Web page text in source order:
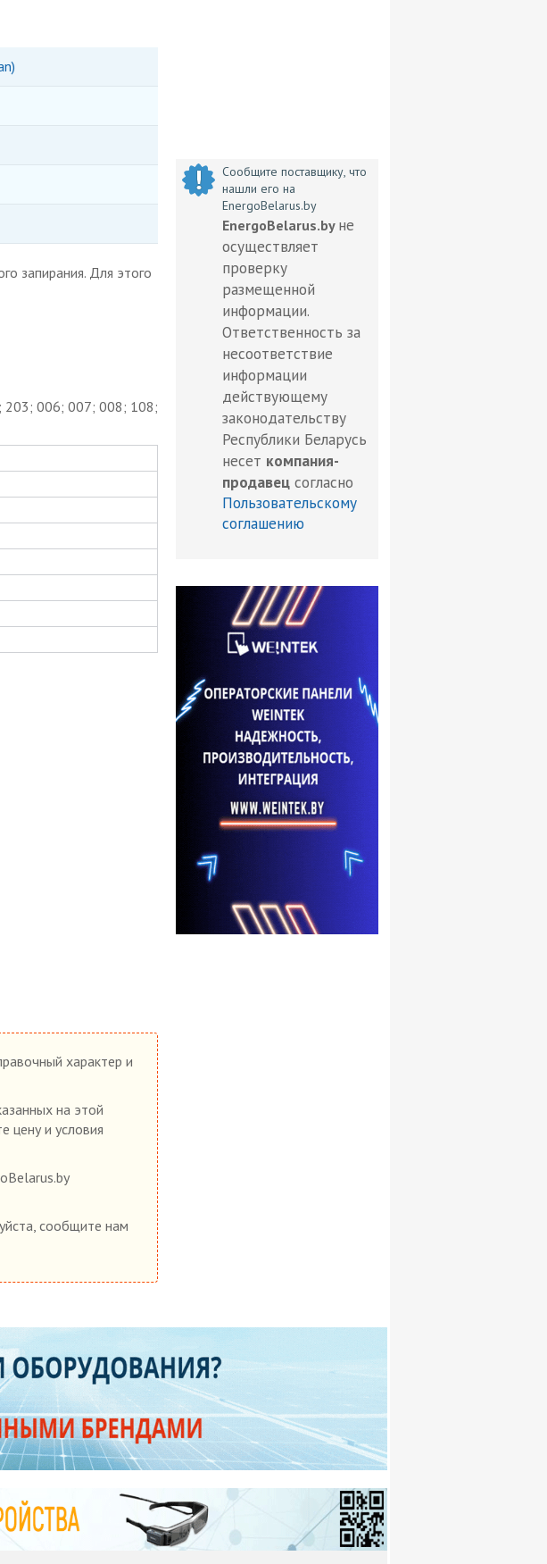
запирания. Для этого
006; 007; 008; 108;
Сообщите поставщику, что
нашли его на
EnergoBelarus.by
EnergoBelarus.by не
осуществляет
проверку
размещенной
информации.
Ответственность за
несоответствие
информации
действующему
законодательству
Республики Беларусь
несет компания-
продавец согласно
Пользовательскому
соглашению
характер и
на этой
цену и условия
сообщите нам